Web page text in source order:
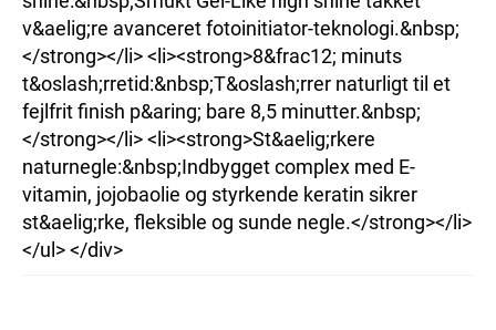
v&aelig;re avanceret fotoinitiator-teknologi.&nbsp;
</strong></li> <li><strong>8&frac12; minuts
t&oslash;rretid:&nbsp;T&oslash;rrer naturligt til et
fejlfrit finish p&aring; bare 8,5 minutter.&nbsp;
</strong></li> <li><strong>St&aelig;rkere
naturnegle:&nbsp;Indbygget complex med E-
vitamin, jojobaolie og styrkende keratin sikrer
st&aelig;rke, fleksible og sunde negle.</strong></li>
</ul> </div>